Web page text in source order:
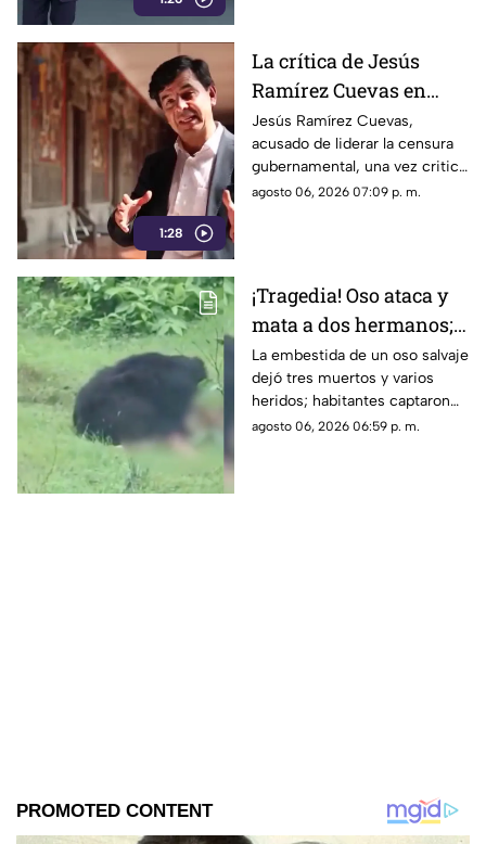
1:28
La crítica de Jesús
Ramírez Cuevas en
2013 se vuelve
relevante en la censura
actual
Jesús Ramírez Cuevas,
acusado de liderar la censura
gubernamental, una vez criticó
abiertamente en 2013 la
agosto 06, 2026 07:09 p. m.
¡Tragedia! Oso ataca y
mata a dos hermanos;
dramático momento
quedó grabado en
VIDEO
La embestida de un oso salvaje
dejó tres muertos y varios
heridos; habitantes captaron
en video los momentos de
agosto 06, 2026 06:59 p. m.